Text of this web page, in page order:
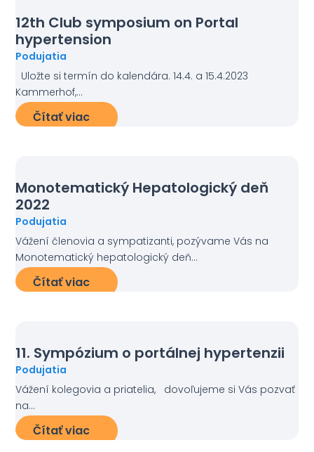
12th Club symposium on Portal
hypertension
Podujatia
Uložte si termín do kalendára. 14.4. a 15.4.2023
Kammerhof,...
Čítať viac
Monotematický Hepatologický deň
2022
Podujatia
Vážení členovia a sympatizanti, pozývame Vás na
Monotematický hepatologický deň...
Čítať viac
11. Sympózium o portálnej hypertenzii
Podujatia
Vážení kolegovia a priatelia, dovoľujeme si Vás pozvať
na...
Čítať viac